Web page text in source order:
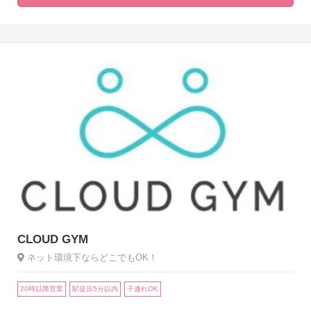
CLOUD GYM
ネット環境下ならどこでもOK！
20時以降営業 駅徒歩5分以内 子連れOK